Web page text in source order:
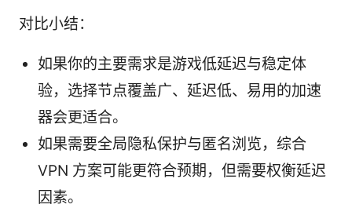
对比小结：
如果你的主要需求是游戏低延迟与稳定体
验，选择节点覆盖广、延迟低、易用的加速
器会更适合。
如果需要全局隐私保护与匿名浏览，综合
VPN 方案可能更符合预期，但需要权衡延迟
因素。